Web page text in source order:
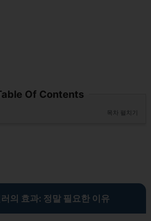
Of Contents
목차 펼치기
의 효과: 정말 필요한 이유